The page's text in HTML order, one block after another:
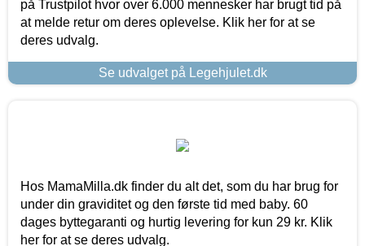
på Trustpilot hvor over 6.000 mennesker har brugt tid på
at melde retur om deres oplevelse. Klik her for at se
deres udvalg.
Se udvalget på Legehjulet.dk
Hos MamaMilla.dk finder du alt det, som du har brug for
under din graviditet og den første tid med baby. 60
dages byttegaranti og hurtig levering for kun 29 kr. Klik
her for at se deres udvalg.